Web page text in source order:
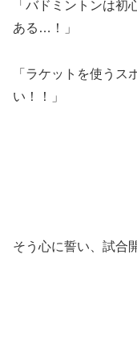
「バドミントンは
ある…！」
「ラケットを使うス
い！！」
そう心に誓い、試合